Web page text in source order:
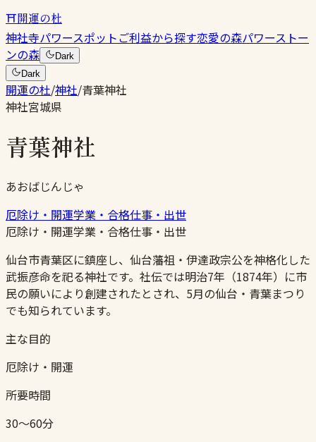
⛩開運の杜
神社寺パワースポットご利益から探す恋愛の森パワーストー
ンの森
Dark
Dark
開運の杜/神社/青葉神社
神社宮城県
青葉神社
あおばじんじゃ
厄除け・開運学業・合格仕事・出世
厄除け・開運学業・合格仕事・出世
仙台市青葉区に鎮座し、仙台藩祖・伊達政宗公を神格化した
武振彦命を祀る神社です。社伝では明治7年（1874年）に市
民の願いにより創建されたとされ、5月の仙台・青葉まつり
でも知られています。
主な目的
厄除け・開運
所要時間
30〜60分